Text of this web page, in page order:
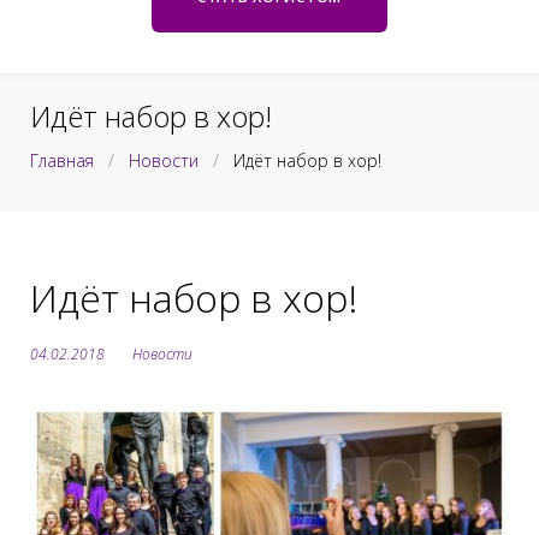
Идёт набор в хор!
Главная / Новости / Идёт набор в хор!
Идёт набор в хор!
04.02.2018 Новости